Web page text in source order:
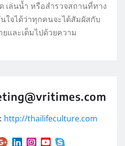
ล่นน้ำ หรือสำรวจสถานที่ทาง
จได้ว่าทุกคนจะได้สัมผัสกับ
และเต็มไปด้วยความ
http://thailifeculture.com